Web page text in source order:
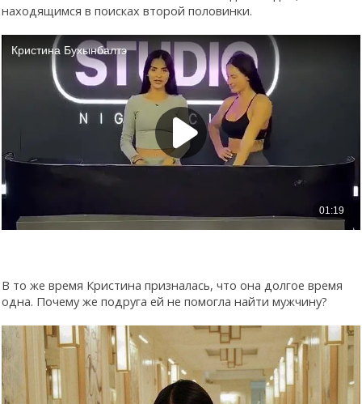
находящимся в поисках второй половинки.
В то же время Кристина призналась, что она долгое время
одна. Почему же подруга ей не помогла найти мужчину?